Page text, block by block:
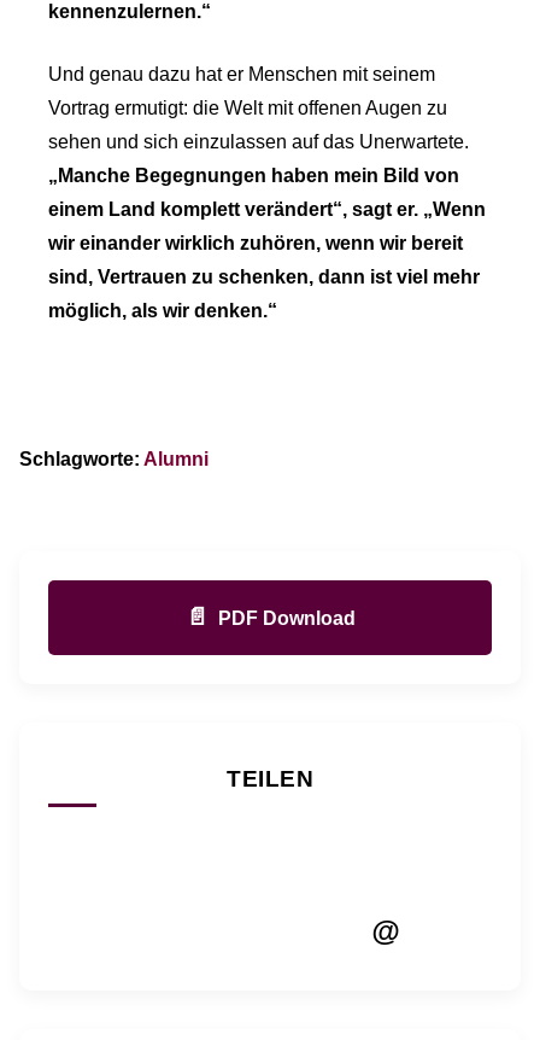
kennenzulernen.“
Und genau dazu hat er Menschen mit seinem
Vortrag ermutigt: die Welt mit offenen Augen zu
sehen und sich einzulassen auf das Unerwartete.
„Manche Begegnungen haben mein Bild von
einem Land komplett verändert“, sagt er. „Wenn
wir einander wirklich zuhören, wenn wir bereit
sind, Vertrauen zu schenken, dann ist viel mehr
möglich, als wir denken.“
Schlagworte: Alumni
📄 PDF Download
TEILEN
@